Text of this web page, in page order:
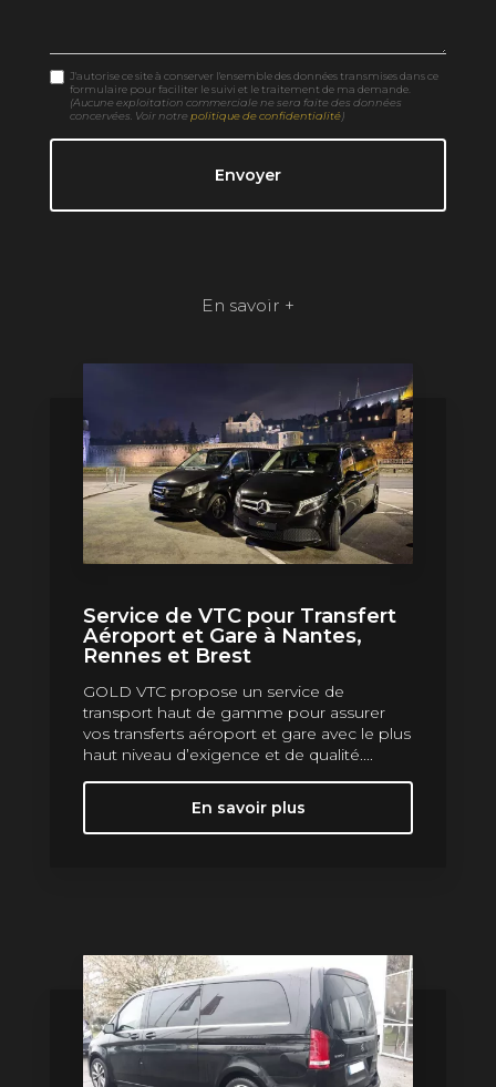
J'autorise ce site à conserver l'ensemble des données transmises dans ce
formulaire pour faciliter le suivi et le traitement de ma demande.
(Aucune exploitation commerciale ne sera faite des données
concervées. Voir notrepolitique de confidentialité)
En savoir +
Service de VTC pour Transfert
Aéroport et Gare à Nantes,
Rennes et Brest
GOLD VTC propose un service de
transport haut de gamme pour assurer
vos transferts aéroport et gare avec le plus
haut niveau d’exigence et de qualité....
En savoir plus